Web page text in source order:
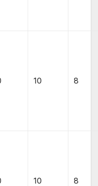
10 8
10 8